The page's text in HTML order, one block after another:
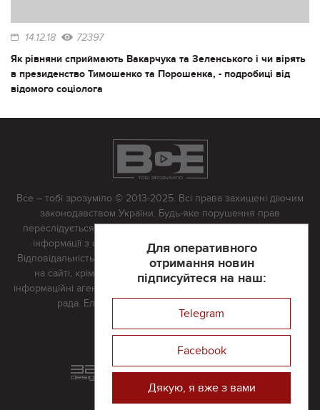
14.12.18 72397
Як рівняни сприймають Вакарчука та Зеленського і чи вірять
в президенство Тимошенко та Порошенка, - подробиці від
відомого соціолога
Для оперативного
отримання новин
підписуйтеся на наш:
Telegram
Facebook
Дякую, я вже з вами
Все – тобі зрозуміло © 2013-2025. Всі права захищені діючим
законодавством України. Будь-яке порушення прав
переслідується в судовому порядку. Будь-яке відтворення
інформації з сайту тільки з письмово дозволу редакції.
Відповідальність за достовірність усіх матеріалів, розміщених
на сайті, крім матеріалів, які містять посилання на інші
інформаційні агентства або інтернет-видання, несе редакційна
рада. Електронна пошта:
Реклама на сайті
Розроблений та підтримується